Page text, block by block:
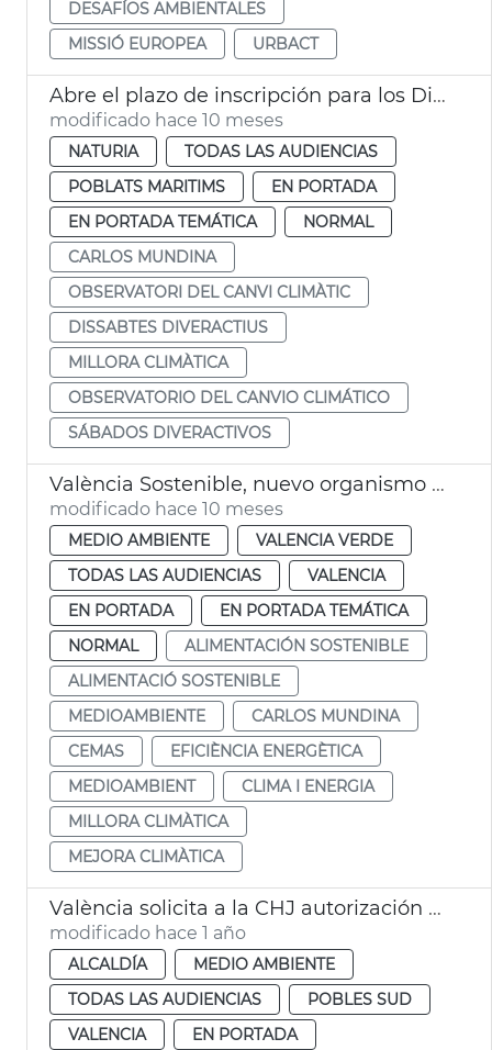
DESAFÍOS AMBIENTALES
MISSIÓ EUROPEA
URBACT
Abre el plazo de inscripción para los Dissabtes Diveractius
modificado hace 10 meses
NATURIA
TODAS LAS AUDIENCIAS
POBLATS MARITIMS
EN PORTADA
EN PORTADA TEMÁTICA
NORMAL
CARLOS MUNDINA
OBSERVATORI DEL CANVI CLIMÀTIC
DISSABTES DIVERACTIUS
MILLORA CLIMÀTICA
OBSERVATORIO DEL CANVIO CLIMÁTICO
SÁBADOS DIVERACTIVOS
València Sostenible, nuevo organismo autónomo
modificado hace 10 meses
MEDIO AMBIENTE
VALENCIA VERDE
TODAS LAS AUDIENCIAS
VALENCIA
EN PORTADA
EN PORTADA TEMÁTICA
NORMAL
ALIMENTACIÓN SOSTENIBLE
ALIMENTACIÓ SOSTENIBLE
MEDIOAMBIENTE
CARLOS MUNDINA
CEMAS
EFICIÈNCIA ENERGÈTICA
MEDIOAMBIENT
CLIMA I ENERGIA
MILLORA CLIMÀTICA
MEJORA CLIMÀTICA
València solicita a la CHJ autorización para limipar el cauce del Turia
modificado hace 1 año
ALCALDÍA
MEDIO AMBIENTE
TODAS LAS AUDIENCIAS
POBLES SUD
VALENCIA
EN PORTADA